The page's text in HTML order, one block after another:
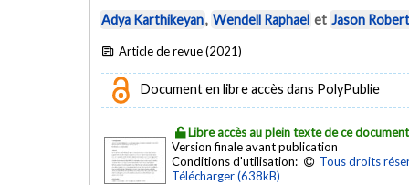
Adya Karthikeyan, Wendell Raphael et Jason
Article de revue (2021)
Document en libre accès dans PolyPublie
Libre accès au plein texte de ce document
Version finale avant publication
Conditions d'utilisation:
Tous droits
Télécharger (638kB)